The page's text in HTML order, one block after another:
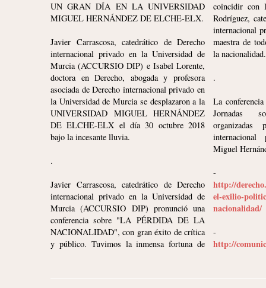
UN GRAN DÍA EN LA UNIVERSIDAD
MIGUEL HERNÁNDEZ DE ELCHE-ELX.
Javier Carrascosa, catedrático de Derecho
internacional privado en la Universidad de
Murcia (ACCURSIO DIP) e Isabel Lorente,
doctora en Derecho, abogada y profesora
asociada de Derecho internacional privado en
la Universidad de Murcia se desplazaron a la
UNIVERSIDAD MIGUEL HERNÁNDEZ
DE ELCHE-ELX el día 30 octubre 2018
bajo la incesante lluvia.
.
Javier Carrascosa, catedrático de Derecho
internacional privado en la Universidad de
Murcia (ACCURSIO DIP) pronunció una
conferencia sobre "LA PÉRDIDA DE LA
NACIONALIDAD", con gran éxito de crítica
y público. Tuvimos la inmensa fortuna de
coincidir con
Rodríguez,
internacional
maestra de
la
.
La
Jornadas
Miguel
-
http://
el-exilio-
nacionalidad/
-
http://